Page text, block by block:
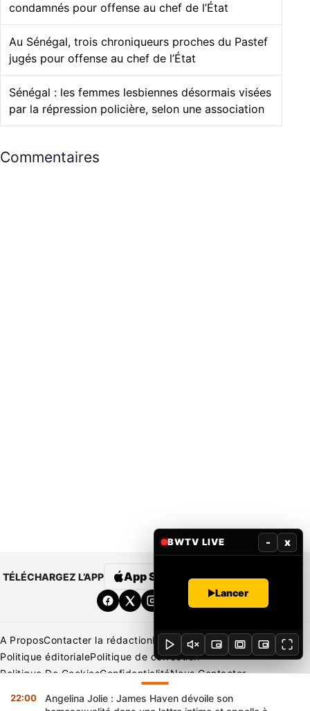
condamnés pour offense au chef de l’État
Au Sénégal, trois chroniqueurs proches du Pastef
jugés pour offense au chef de l’État
Sénégal : les femmes lesbiennes désormais visées
par la répression policière, selon une association
Commentaires
TÉLÉCHARGEZ L’APP App Store Google Play
A ProposContacter la rédactionRédaction
Mentions légales
Politique éditorialePolitique de correction
Politique De CookiesConfidentialitéNous Contacter
Copyright © 2026 BENIN WEB TV | Tous Droits Réservés
22:00
Angelina Jolie : James Haven dévoile son
BWTV LIVE - x
Lancer